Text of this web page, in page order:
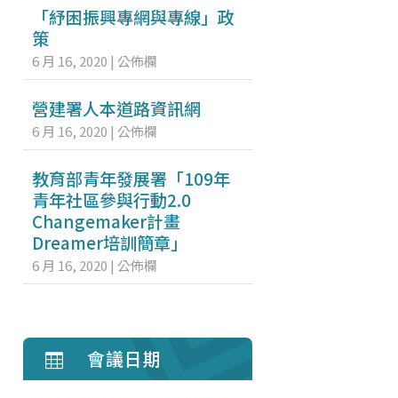
「紓困振興專網與專線」政
策
6 月 16, 2020 | 公佈欄
營建署人本道路資訊網
6 月 16, 2020 | 公佈欄
教育部青年發展署「109年
青年社區參與行動2.0
Changemaker計畫
Dreamer培訓簡章」
6 月 16, 2020 | 公佈欄
 會議日期